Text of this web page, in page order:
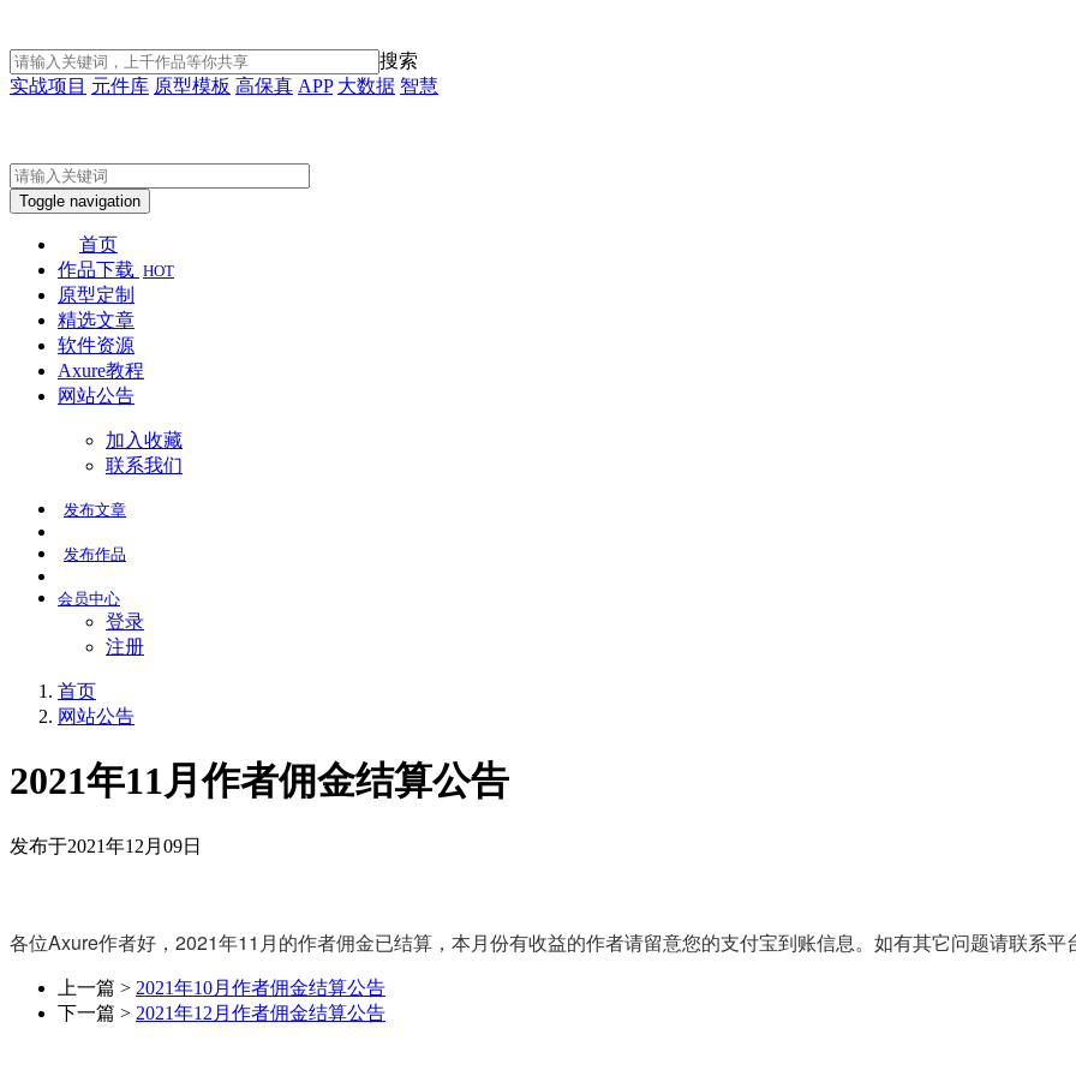
搜索
实战项目 元件库 原型模板 高保真 APP 大数据 智慧
Toggle navigation
首页
作品下载 HOT
原型定制
精选文章
软件资源
Axure教程
网站公告
加入收藏
联系我们
发布文章
发布作品
会员中心
登录
注册
首页
网站公告
2021年11月作者佣金结算公告
发布于2021年12月09日
各位Axure作者好，2021年11月的作者佣金已结算，本月份有收益的作者请留意您的支付宝到账信息。如有其它问题请联系平
上一篇 > 2021年10月作者佣金结算公告
下一篇 > 2021年12月作者佣金结算公告